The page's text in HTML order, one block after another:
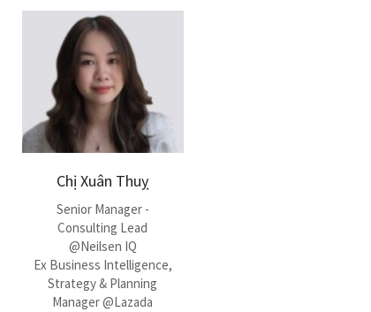
Chị Xuân Thuỵ
Senior Manager -
Consulting Lead
@Neilsen IQ
Ex Business Intelligence,
Strategy & Planning
Manager @Lazada